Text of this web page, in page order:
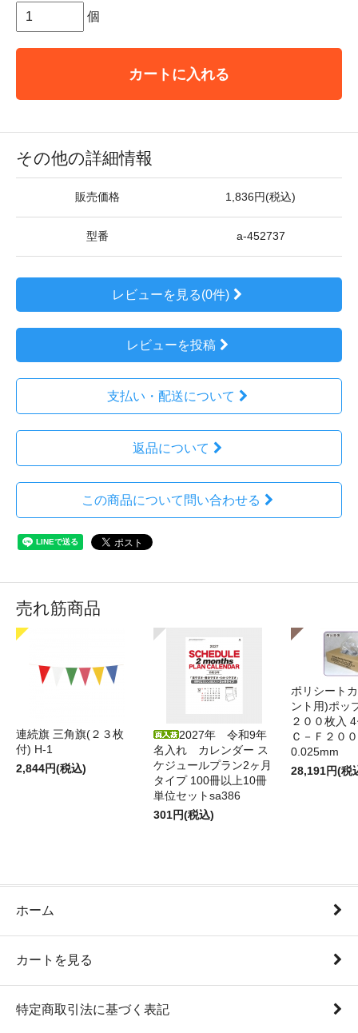
個
カートに入れる
その他の詳細情報
販売価格 1,836円(税込)
型番 a-452737
レビューを見る(0件)
レビューを投稿
支払い・配送について
返品について
この商品について問い合わせる
売れ筋商品
連続旗 三角旗(２３枚
付) H-1
2,844円(税込)
2027年 令和9年
名入れ カレンダー ス
ケジュールプラン2ヶ月
タイプ 100冊以上10冊
単位セットsa386
301円(税込)
ポリシート
ント用)ポッ
２００枚入
Ｃ－Ｆ２０
0.025mm
28,191円(税
ホーム
カートを見る
特定商取引法に基づく表記